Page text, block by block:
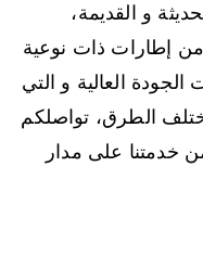
و القديمة،
إطارات ذات نوعية
العالية و التي
الطرق، تواصلكم
خدمتنا على مدار